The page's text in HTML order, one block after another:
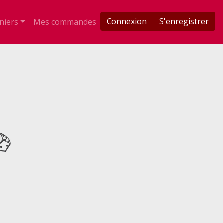
Mes commandes Connexion S'enregistrer